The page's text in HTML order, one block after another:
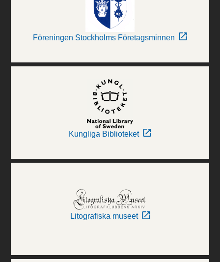
Föreningen Stockholms Företagsminnen
Kungliga Biblioteket
Litografiska museet